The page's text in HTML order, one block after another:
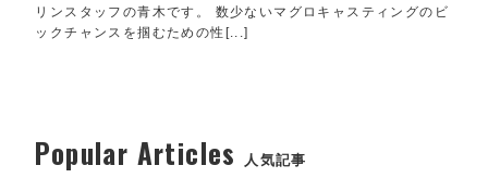
リンスタッフの青木です。 数少ないマグロキャスティングのビ
ックチャンスを掴むための性[...]
Popular Articles 人気記事